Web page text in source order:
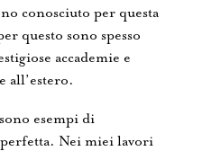
conosciuto per questa
questo sono spesso
accademie e
all’estero.
esempi di
Nei miei lavori